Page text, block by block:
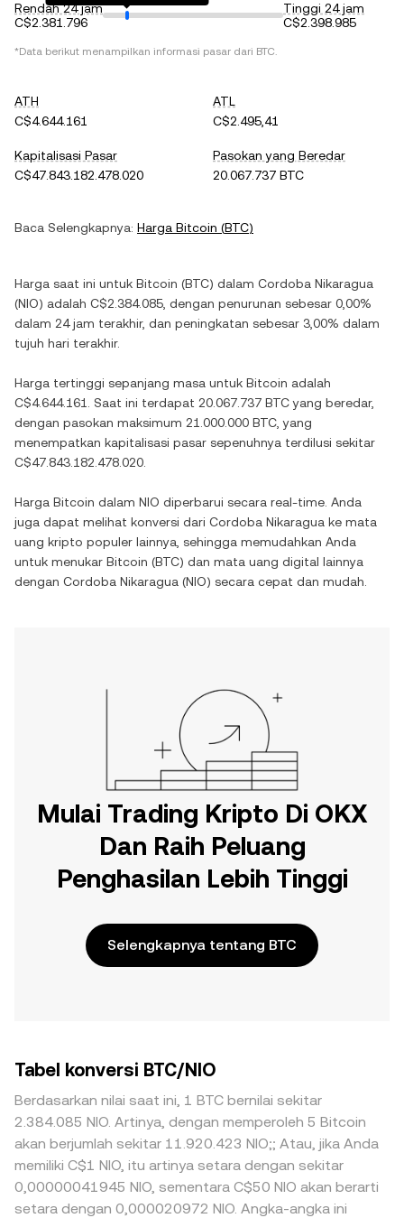
Rendah 24 jam
C$2.381.796
Tinggi 24 jam
C$2.398.985
*Data berikut menampilkan informasi pasar dari BTC.
ATH
C$4.644.161
ATL
C$2.495,41
Kapitalisasi Pasar
C$47.843.182.478.020
Pasokan yang Beredar
20.067.737 BTC
Baca Selengkapnya: Harga Bitcoin (BTC)
Harga saat ini untuk Bitcoin (BTC) dalam Cordoba Nikaragua
(NIO) adalah C$2.384.085 , dengan penurunan sebesar 0,00%
dalam 24 jam terakhir, dan peningkatan sebesar 3,00% dalam
tujuh hari terakhir.
Harga tertinggi sepanjang masa untuk Bitcoin adalah
C$4.644.161
. Saat ini terdapat 20.067.737 BTCyang beredar,
dengan pasokan maksimum 21.000.000 BTC , yang
menempatkan kapitalisasi pasar sepenuhnya terdilusi sekitar
C$47.843.182.478.020
Harga Bitcoin dalam NIO diperbarui secara real-time. Anda
juga dapat melihat konversi dari Cordoba Nikaragua ke mata
uang kripto populer lainnya, sehingga memudahkan Anda
untuk menukar Bitcoin (BTC) dan mata uang digital lainnya
dengan Cordoba Nikaragua (NIO) secara cepat dan mudah.
Mulai Trading Kripto Di OKX
Dan Raih Peluang
Penghasilan Lebih Tinggi
Selengkapnya tentang BTC
Tabel konversi BTC/NIO
Berdasarkan nilai saat ini, 1 BTC bernilai sekitar
2.384.085 NIO. Artinya, dengan memperoleh 5 Bitcoin
akan berjumlah sekitar 11.920.423 NIO;; Atau, jika Anda
memiliki C$1 NIO, itu artinya setara dengan sekitar
0,00000041945 NIO, sementara C$50 NIO akan berarti
setara dengan 0,000020972 NIO. Angka-angka ini